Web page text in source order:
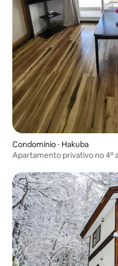
Condomínio ⋅ Hakuba
Apartamento privativo no 4º